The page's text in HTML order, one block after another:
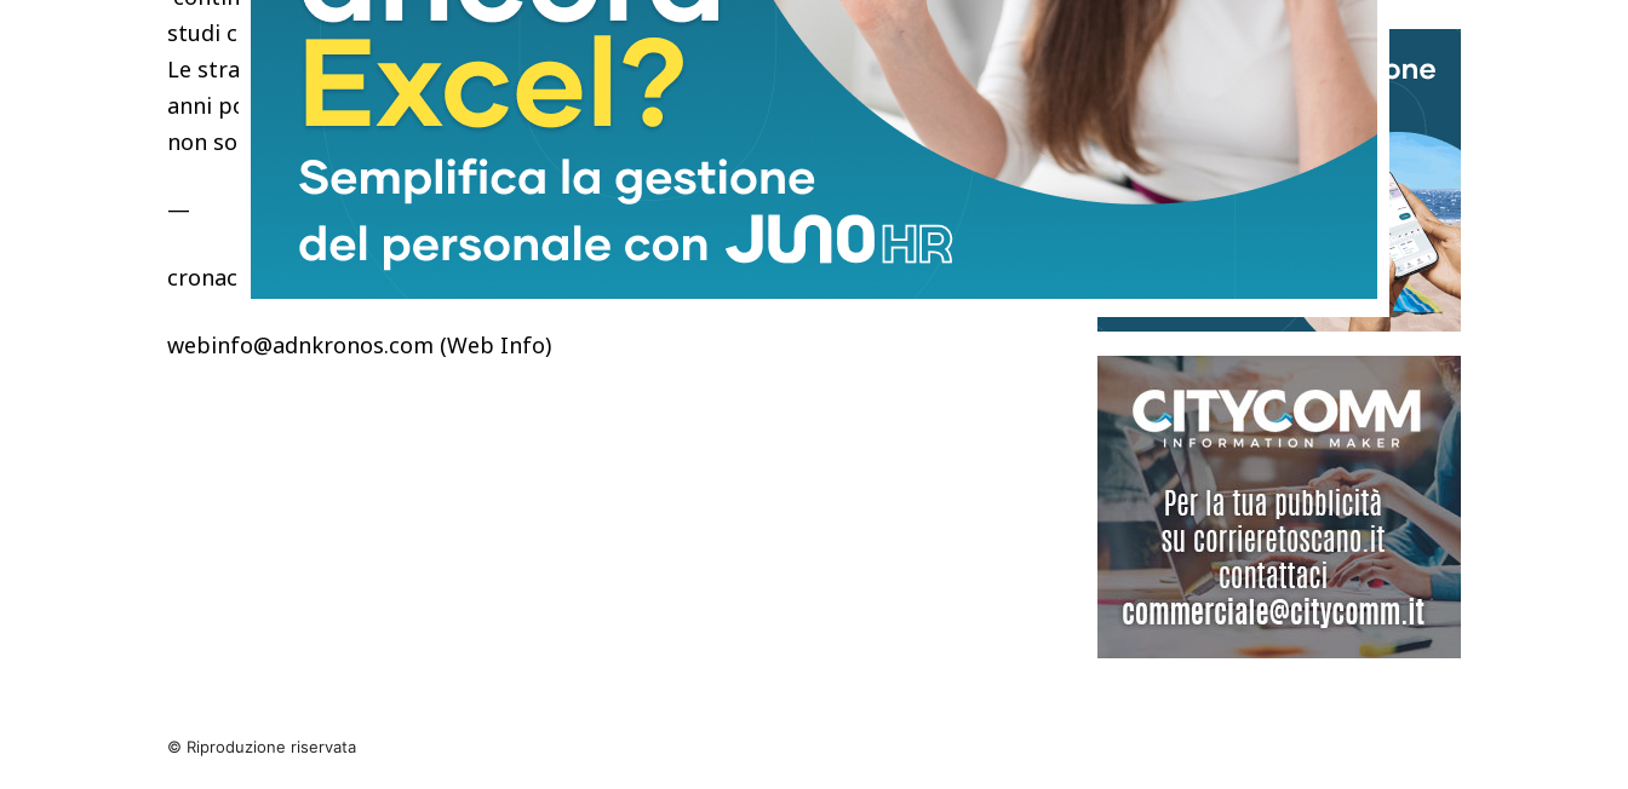
studi con nuove molecole e il nostro centro partecipa attivamente alla ricerca clinica.
Le straordinarie innovazioni viste nell’ultimo decennio fanno pensare che nei prossimi
anni potremo ottenere risultati ancora migliori, con una quota crescente di pazienti
non solo in remissione, ma potenzialmente guariti”, ha poi concluso.
—
cronaca
webinfo@adnkronos.com (Web Info)
© Riproduzione riservata